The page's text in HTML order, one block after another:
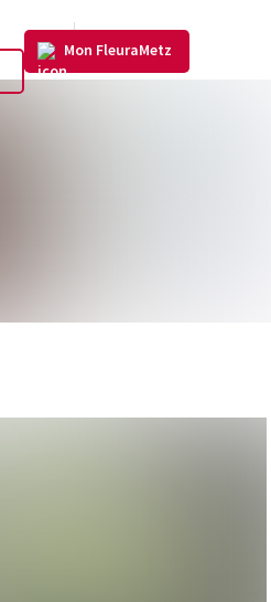
Mon FleuraMetz
FR